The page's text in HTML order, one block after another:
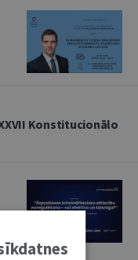
Konstitucionālo